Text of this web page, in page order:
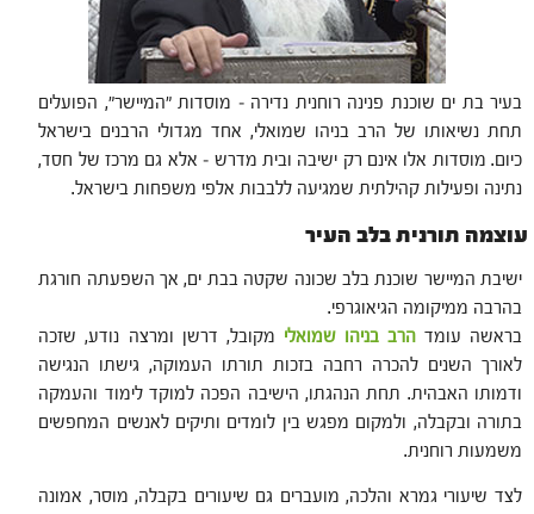
בעיר בת ים שוכנת פנינה רוחנית נדירה – מוסדות "המיישר", הפועלים
תחת נשיאותו של הרב בניהו שמואלי, אחד מגדולי הרבנים בישראל
כיום. מוסדות אלו אינם רק ישיבה ובית מדרש – אלא גם מרכז של חסד,
נתינה ופעילות קהילתית שמגיעה ללבבות אלפי משפחות בישראל.
עוצמה תורנית בלב העיר
ישיבת המיישר שוכנת בלב שכונה שקטה בבת ים, אך השפעתה חורגת
בהרבה ממיקומה הגיאוגרפי.
בראשה עומדהרב בניהו שמואלי מקובל, דרשן ומרצה נודע, שזכה
לאורך השנים להכרה רחבה בזכות תורתו העמוקה, גישתו הנגישה
ודמותו האבהית. תחת הנהגתו, הישיבה הפכה למוקד לימוד והעמקה
בתורה ובקבלה, ולמקום מפגש בין לומדים ותיקים לאנשים המחפשים
משמעות רוחנית.
לצד שיעורי גמרא והלכה, מועברים גם שיעורים בקבלה, מוסר, אמונה